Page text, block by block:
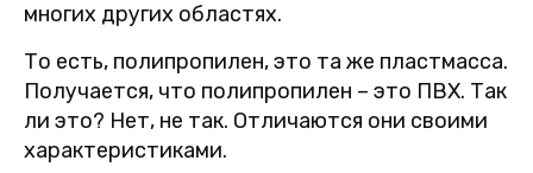
многих других областях.
То есть, полипропилен, это та же пластмасса.
Получается, что полипропилен – это ПВХ. Так
ли это? Нет, не так. Отличаются они своими
характеристиками.